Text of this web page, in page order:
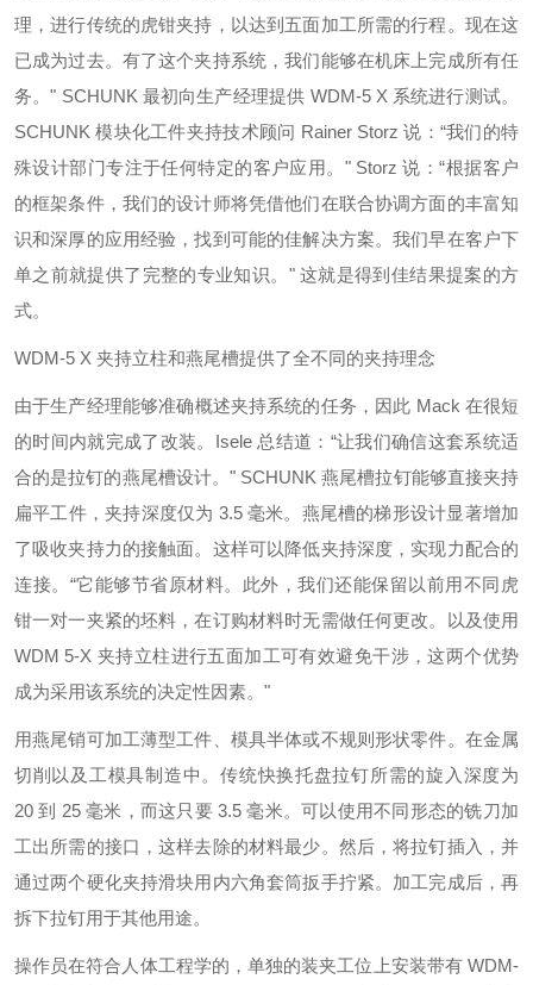
理，进行传统的虎钳夹持，以达到五面加工所需的行程。现在这
已成为过去。有了这个夹持系统，我们能够在机床上完成所有任
务。" SCHUNK 最初向生产经理提供 WDM-5 X 系统进行测试。
SCHUNK 模块化工件夹持技术顾问 Rainer Storz 说：“我们的特
殊设计部门专注于任何特定的客户应用。" Storz 说：“根据客户
的框架条件，我们的设计师将凭借他们在联合协调方面的丰富知
识和深厚的应用经验，找到可能的佳解决方案。我们早在客户下
单之前就提供了完整的专业知识。" 这就是得到佳结果提案的方
式。
WDM-5 X 夹持立柱和燕尾槽提供了全不同的夹持理念
由于生产经理能够准确概述夹持系统的任务，因此 Mack 在很短
的时间内就完成了改装。Isele 总结道：“让我们确信这套系统适
合的是拉钉的燕尾槽设计。" SCHUNK 燕尾槽拉钉能够直接夹持
扁平工件，夹持深度仅为 3.5 毫米。燕尾槽的梯形设计显著增加
了吸收夹持力的接触面。这样可以降低夹持深度，实现力配合的
连接。“它能够节省原材料。此外，我们还能保留以前用不同虎
钳一对一夹紧的坯料，在订购材料时无需做任何更改。以及使用
WDM 5-X 夹持立柱进行五面加工可有效避免干涉，这两个优势
成为采用该系统的决定性因素。"
用燕尾销可加工薄型工件、模具半体或不规则形状零件。在金属
切削以及工模具制造中。传统快换托盘拉钉所需的旋入深度为
20 到 25 毫米，而这只要 3.5 毫米。可以使用不同形态的铣刀加
工出所需的接口，这样去除的材料最少。然后，将拉钉插入，并
通过两个硬化夹持滑块用内六角套筒扳手拧紧。加工完成后，再
拆下拉钉用于其他用途。
操作员在符合人体工程学的，单独的装夹工位上安装带有 WDM-